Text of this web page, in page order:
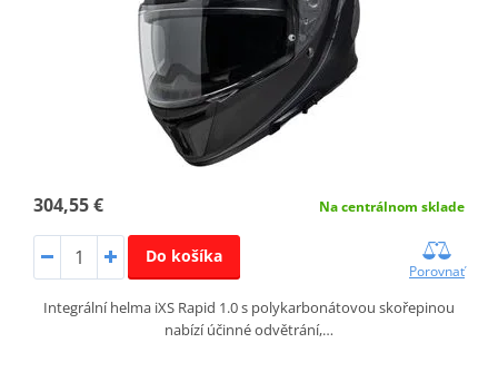
304,55 € Na centrálnom sklade
Do košíka
Porovnať
Integrální helma iXS Rapid 1.0 s polykarbonátovou skořepinou
nabízí účinné odvětrání,…